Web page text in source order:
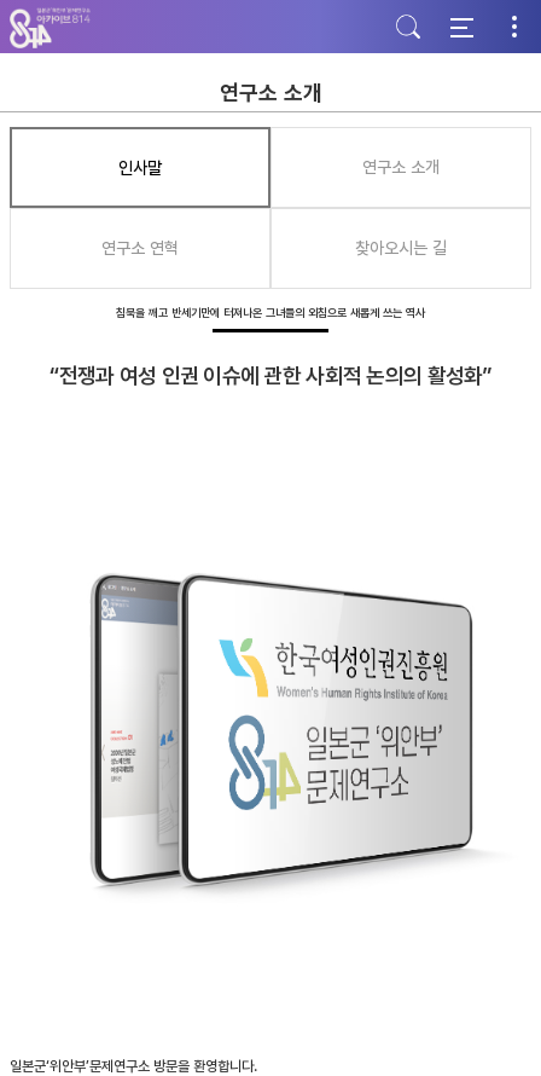
주
메
뉴
가
기
본
문
바
기
하
단
바
기
연구소 소개
인사말 연구소 소개
연구소 연혁 찾아오시는 길
침묵을 깨고 반세기만에 터져나온 그녀들의 외침으로 새롭게 쓰는 역사
“전쟁과 여성 인권 이슈에 관한 사회적 논의의 활성화”
일본군‘위안부’문제연구소 방문을 환영합니다.